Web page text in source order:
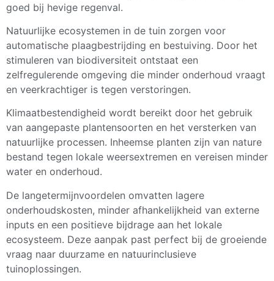
goed bij hevige regenval.
Natuurlijke ecosystemen in de tuin zorgen voor
automatische plaagbestrijding en bestuiving. Door het
stimuleren van biodiversiteit ontstaat een
zelfregulerende omgeving die minder onderhoud vraagt
en veerkrachtiger is tegen verstoringen.
Klimaatbestendigheid wordt bereikt door het gebruik
van aangepaste plantensoorten en het versterken van
natuurlijke processen. Inheemse planten zijn van nature
bestand tegen lokale weersextremen en vereisen minder
water en onderhoud.
De langetermijnvoordelen omvatten lagere
onderhoudskosten, minder afhankelijkheid van externe
inputs en een positieve bijdrage aan het lokale
ecosysteem. Deze aanpak past perfect bij de groeiende
vraag naar duurzame en natuurinclusieve
tuinoplossingen.